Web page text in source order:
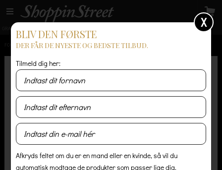
GRATIS LEVERING
FORSIDE / HERRE / SKJORTER / WON HUNDRED LESTER SKJORTE - SORT IRIS
X
BLIV DEN FØRSTE
DER FÅR DE NYESTE OG BEDSTE TILBUD.
Tilmeld dig her:
Afkryds feltet om du er en mand eller en kvinde, så vil du
automatisk modtage de produkter som passer lige dig.